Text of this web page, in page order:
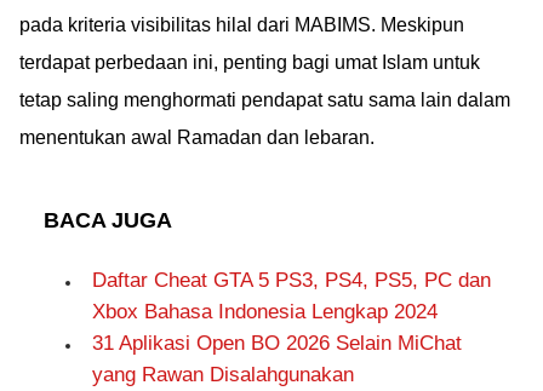
pada kriteria visibilitas hilal dari MABIMS. Meskipun
terdapat perbedaan ini, penting bagi umat Islam untuk
tetap saling menghormati pendapat satu sama lain dalam
menentukan awal Ramadan dan lebaran.
BACA JUGA
Daftar Cheat GTA 5 PS3, PS4, PS5, PC dan
Xbox Bahasa Indonesia Lengkap 2024
31 Aplikasi Open BO 2026 Selain MiChat
yang Rawan Disalahgunakan